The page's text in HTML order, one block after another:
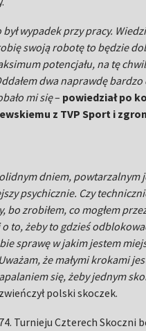
wypadek przy pracy.
swoją robotę to będzie
potencjału, na tę
dwa naprawdę
mi się– powiedział po
z TVP Sport i
dniem, powtarzalnym
psychicznie. Czy
bo zrobiłem, co mogłem
to, żeby to gdzieś
sprawę w jakim jestem
że małymi krokami
się, żeby jednym
polski skoczek.
Turnieju Czterech Skoczni